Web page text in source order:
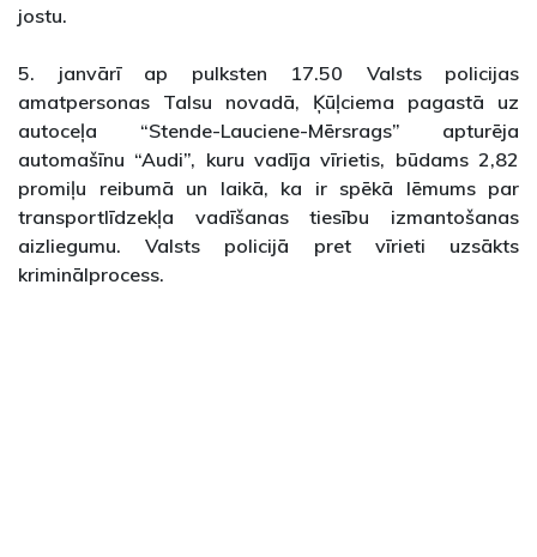
jostu.
5. janvārī ap pulksten 17.50 Valsts policijas
amatpersonas Talsu novadā, Ķūļciema pagastā uz
autoceļa “Stende-Lauciene-Mērsrags” apturēja
automašīnu “Audi”, kuru vadīja vīrietis, būdams 2,82
promiļu reibumā un laikā, ka ir spēkā lēmums par
transportlīdzekļa vadīšanas tiesību izmantošanas
aizliegumu. Valsts policijā pret vīrieti uzsākts
kriminālprocess.